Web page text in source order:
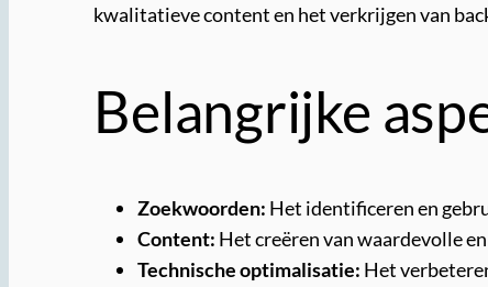
kwalitatieve content en het verkrijgen van
Belangrijke
Zoekwoorden: Het identificeren en
Content: Het creëren van waardevolle
Technische optimalisatie: Het